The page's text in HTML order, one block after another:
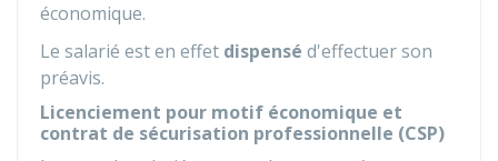
économique.
Le salarié est en effet dispensé d'effectuer son
préavis.
Licenciement pour motif économique et
contrat de sécurisation professionnelle (CSP)